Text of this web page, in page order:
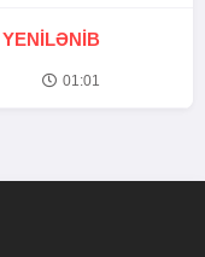
YENİLƏNİB
01:01